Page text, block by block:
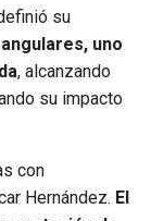
su
uno
, alcanzando
su impacto
con
Hernández. El